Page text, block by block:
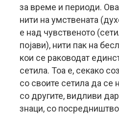
за време и периоди.
нити на умствената
е над чувственото
појави), нити пак на
кои се раководат
сетила. Тоа е, секако
со своите сетила да се
со другите, видливи
знаци, со посредништво